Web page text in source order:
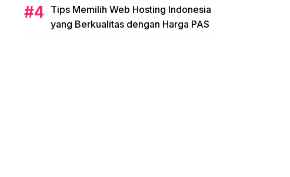
Tips Memilih Web Hosting Indonesia
yang Berkualitas dengan Harga PAS